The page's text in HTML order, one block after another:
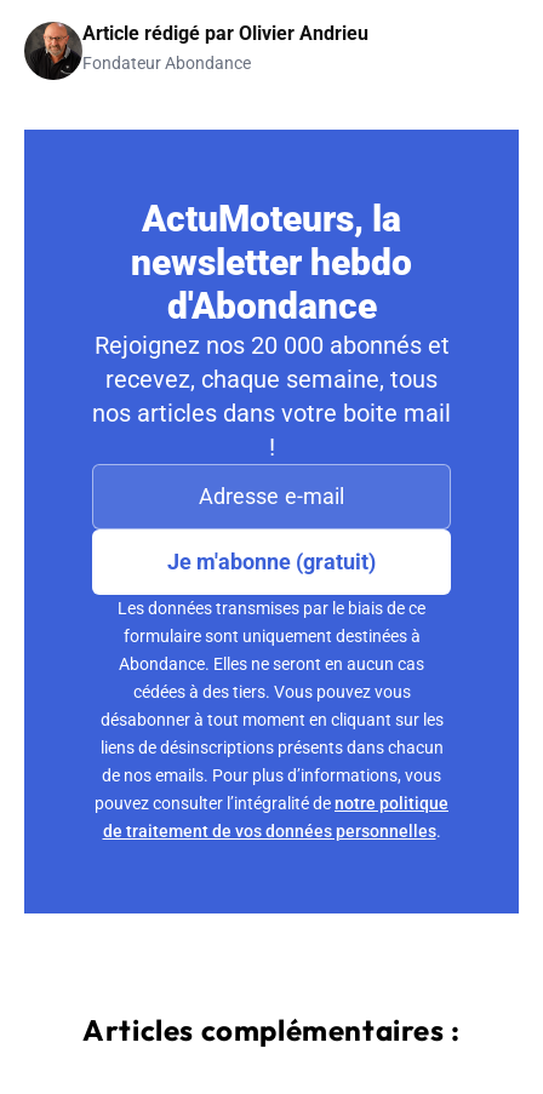
Article rédigé par Olivier Andrieu
Fondateur Abondance
ActuMoteurs, la
newsletter hebdo
d'Abondance
Rejoignez nos 20 000 abonnés et
recevez, chaque semaine, tous
nos articles dans votre boite mail
!
Je m'abonne (gratuit)
Les données transmises par le biais de ce
formulaire sont uniquement destinées à
Abondance. Elles ne seront en aucun cas
cédées à des tiers. Vous pouvez vous
désabonner à tout moment en cliquant sur les
liens de désinscriptions présents dans chacun
de nos emails. Pour plus d’informations, vous
pouvez consulter l’intégralité denotre politique
de traitement de vos données personnelles.
Articles complémentaires :